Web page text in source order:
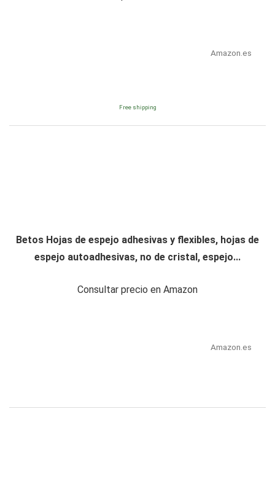
Amazon.es
Free shipping
Betos Hojas de espejo adhesivas y flexibles, hojas de
espejo autoadhesivas, no de cristal, espejo...
Consultar precio en Amazon
Amazon.es